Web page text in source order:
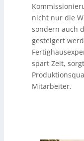
nicht nur die
sondern auch
gesteigert
spart Zeit,
Mitarbeiter.